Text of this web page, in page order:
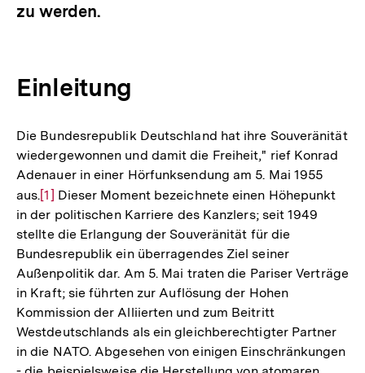
zu werden.
Einleitung
Die Bundesrepublik Deutschland hat ihre Souveränität
wiedergewonnen und damit die Freiheit," rief Konrad
Adenauer in einer Hörfunksendung am 5. Mai 1955
aus.Zur
Auflösung
der
Fußnote
[1] Dieser Moment bezeichnete einen Höhepunkt
in der politischen Karriere des Kanzlers; seit 1949
stellte die Erlangung der Souveränität für die
Bundesrepublik ein überragendes Ziel seiner
Außenpolitik dar. Am 5. Mai traten die Pariser Verträge
in Kraft; sie führten zur Auflösung der Hohen
Kommission der Alliierten und zum Beitritt
Westdeutschlands als ein gleichberechtigter Partner
in die NATO. Abgesehen von einigen Einschränkungen